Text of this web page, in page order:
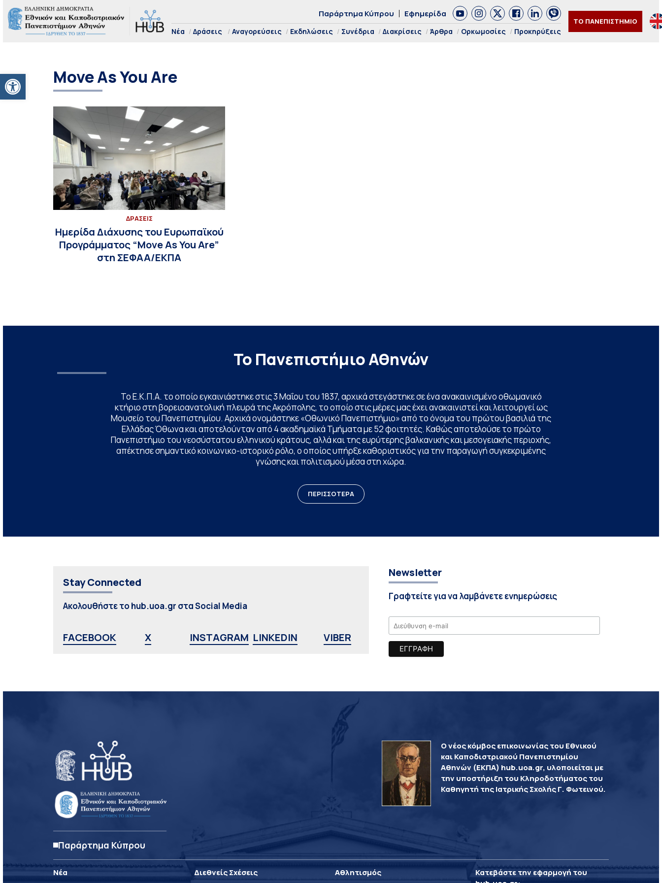
Ανοίξτε τη γραμμή εργαλείων
Παράρτημα Κύπρου Εφημερίδα
Νέα Δράσεις Αναγορεύσεις Εκδηλώσεις Συνέδρια Διακρίσεις Άρθρα Ορκωμοσίες Προκηρύξεις
ΤΟ ΠΑΝΕΠΙΣΤΗΜΙΟ
Move As You Are
ΔΡΑΣΕΙΣ
Ημερίδα Διάχυσης του Ευρωπαϊκού
Προγράμματος “Move As You Are”
στη ΣΕΦΑΑ/ΕΚΠΑ
Το Πανεπιστήμιο Αθηνών
Το Ε.Κ.Π.Α. το οποίο εγκαινιάστηκε στις 3 Μαΐου του 1837, αρχικά στεγάστηκε σε ένα ανακαινισμένο οθωμανικό
κτήριο στη βορειοανατολική πλευρά της Ακρόπολης, το οποίο στις μέρες μας έχει ανακαινιστεί και λειτουργεί ως
Μουσείο του Πανεπιστημίου. Αρχικά ονομάστηκε «Οθωνικό Πανεπιστήμιο» από το όνομα του πρώτου βασιλιά της
Ελλάδας Όθωνα και αποτελούνταν από 4 ακαδημαϊκά Τμήματα με 52 φοιτητές. Καθώς αποτελούσε το πρώτο
Πανεπιστήμιο του νεοσύστατου ελληνικού κράτους, αλλά και της ευρύτερης βαλκανικής και μεσογειακής περιοχής,
απέκτησε σημαντικό κοινωνικο-ιστορικό ρόλο, ο οποίος υπήρξε καθοριστικός για την παραγωγή συγκεκριμένης
γνώσης και πολιτισμού μέσα στη χώρα.
ΠΕΡΙΣΣΟΤΕΡΑ
Stay Connected
Ακολουθήστε το hub.uoa.gr στα Social Media
FACEBOOK X INSTAGRAM LINKEDIN VIBER
Newsletter
Γραφτείτε για να λαμβάνετε ενημερώσεις
Παράρτημα Κύπρου
Ο νέος κόμβος επικοινωνίας του Εθνικού
και Καποδιστριακού Πανεπιστημίου
Αθηνών (ΕΚΠΑ) hub.uoa.gr, υλοποιείται με
την υποστήριξη του Κληροδοτήματος του
Καθηγητή της Ιατρικής Σχολής Γ. Φωτεινού.
Νέα Διεθνείς Σχέσεις Αθλητισμός
Κατεβάστε την εφαρμογή του